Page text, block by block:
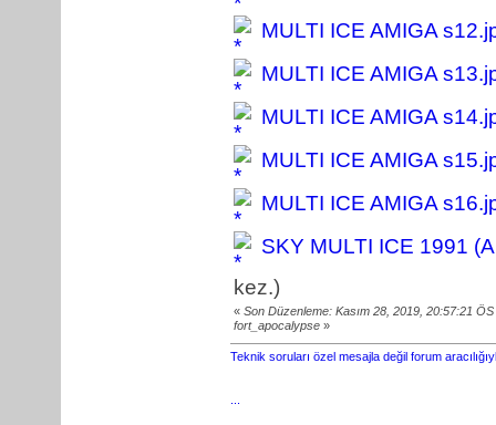
MULTI ICE AMIGA
MULTI ICE AMIGA
MULTI ICE AMIGA
MULTI ICE AMIGA
MULTI ICE AMIGA
SKY MULTI ICE 1991
kez.)
« Son Düzenleme: Kasım 28, 2019, 20:57:21
fort_apocalypse »
Teknik soruları özel mesajla değil forum